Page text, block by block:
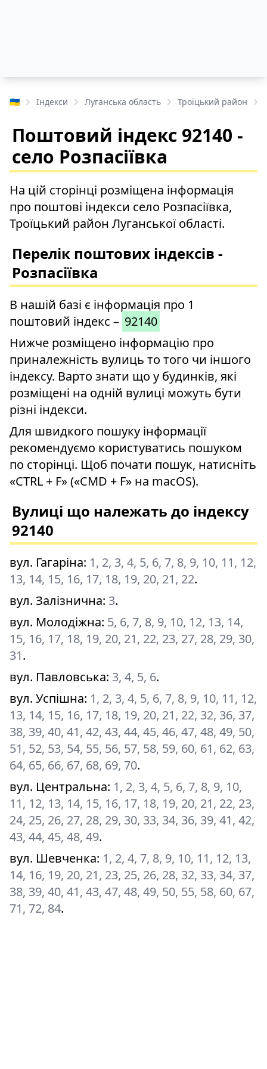
🇺🇦 Індекси Луганська область Троїцький район
Поштовий індекс 92140 -
село Розпасіївка
На цій сторінці розміщена інформація
про поштові індекси село Розпасіївка,
Троїцький район Луганської області.
Перелік поштових індексів -
Розпасіївка
В нашій базі є інформація про 1
поштовий індекс – 92140
Нижче розміщено інформацію про
приналежність вулиць то того чи іншого
індексу. Варто знати що у будинків, які
розміщені на одній вулиці можуть бути
різні індекси.
Для швидкого пошуку інформації
рекомендуємо користуватись пошуком
по сторінці. Щоб почати пошук, натисніть
«CTRL + F» («CMD + F» на macOS).
Вулиці що належать до індексу
92140
вул. Гагаріна: 1, 2, 3, 4, 5, 6, 7, 8, 9, 10, 11, 12,
13, 14, 15, 16, 17, 18, 19, 20, 21, 22.
вул. Залізнична: 3.
вул. Молодіжна: 5, 6, 7, 8, 9, 10, 12, 13, 14,
15, 16, 17, 18, 19, 20, 21, 22, 23, 27, 28, 29, 30,
31.
вул. Павловська: 3, 4, 5, 6.
вул. Успішна: 1, 2, 3, 4, 5, 6, 7, 8, 9, 10, 11, 12,
13, 14, 15, 16, 17, 18, 19, 20, 21, 22, 32, 36, 37,
38, 39, 40, 41, 42, 43, 44, 45, 46, 47, 48, 49, 50,
51, 52, 53, 54, 55, 56, 57, 58, 59, 60, 61, 62, 63,
64, 65, 66, 67, 68, 69, 70.
вул. Центральна: 1, 2, 3, 4, 5, 6, 7, 8, 9, 10,
11, 12, 13, 14, 15, 16, 17, 18, 19, 20, 21, 22, 23,
24, 25, 26, 27, 28, 29, 30, 33, 34, 36, 39, 41, 42,
43, 44, 45, 48, 49.
вул. Шевченка: 1, 2, 4, 7, 8, 9, 10, 11, 12, 13,
14, 16, 19, 20, 21, 23, 25, 26, 28, 32, 33, 34, 37,
38, 39, 40, 41, 43, 47, 48, 49, 50, 55, 58, 60, 67,
71, 72, 84.